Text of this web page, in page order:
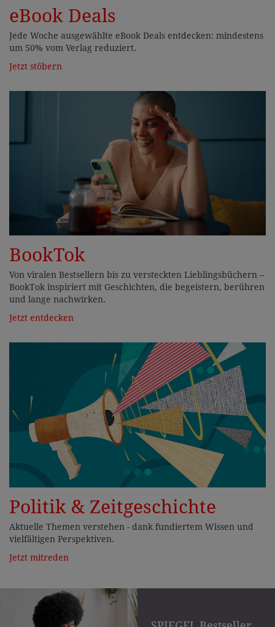
eBook Deals
Jede Woche ausgewählte eBook Deals entdecken: mindestens
um 50% vom Verlag reduziert.
Jetzt stöbern
BookTok
Von viralen Bestsellern bis zu versteckten Lieblingsbüchern –
BookTok inspiriert mit Geschichten, die begeistern, berühren
und lange nachwirken.
Jetzt entdecken
Politik & Zeitgeschichte
Aktuelle Themen verstehen - dank fundiertem Wissen und
vielfältigen Perspektiven.
Jetzt mitreden